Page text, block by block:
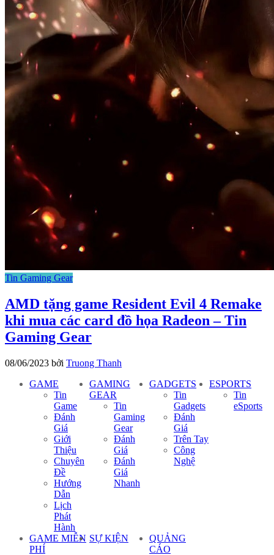
Tin Gaming Gear
AMD tặng game Resident Evil 4 Remake
khi mua các card đồ họa Radeon – Tin
Gaming Gear
08/06/2023 bởi Truong Thanh
GAME
Tin
Game
Đánh
Giá
Giới
Thiệu
Chuyên
Đề
Hướng
Dẫn
Lịch
Phát
Hành
GAMING
GEAR
Tin
Gaming
Gear
Đánh
Giá
Đánh
Giá
Nhanh
GADGETS
Tin
Gadgets
Đánh
Giá
Trên Tay
Công
Nghệ
ESPORTS
Tin
eSports
GAME MIỄN
PHÍ
SỰ KIỆN
QUẢNG
CÁO